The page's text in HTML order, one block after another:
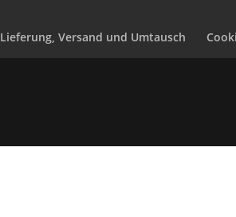
Lieferung, Versand und Umtausch